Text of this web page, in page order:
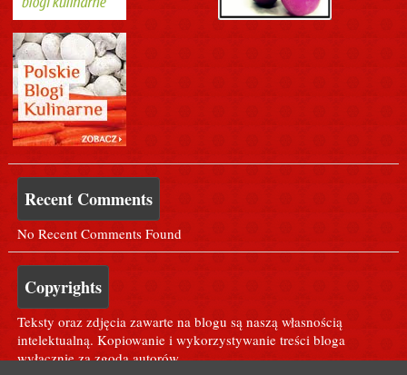
Recent Comments
No Recent Comments Found
Copyrights
Teksty oraz zdjęcia zawarte na blogu są naszą własnością
intelektualną. Kopiowanie i wykorzystywanie treści bloga
wyłącznie za zgodą autorów.